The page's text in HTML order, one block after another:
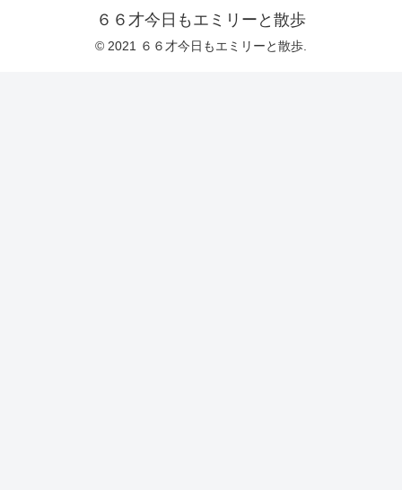
６６才今日もエミリーと散歩
© 2021 ６６才今日もエミリーと散歩.